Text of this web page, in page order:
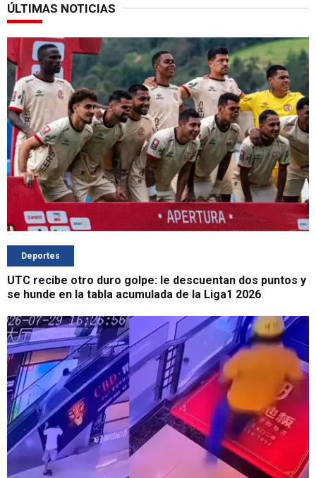
ÚLTIMAS NOTICIAS
Deportes
UTC recibe otro duro golpe: le descuentan dos puntos y
se hunde en la tabla acumulada de la Liga1 2026